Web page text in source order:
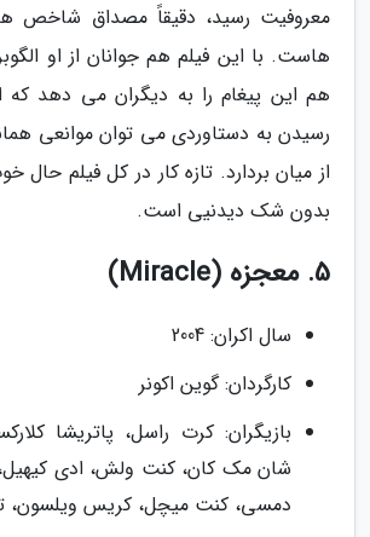
معروفیت رسید، دقیقاً مصداق شاخص
هاست. با این فیلم هم جوانان از او
هم این پیغام را به دیگران می دهد که
رسیدن به دستاوردی می توان موانعی
از میان بردارد. تازه کار در کل فیلم حال
بدون شک دیدنیی است.
5. معجزه (Miracle)
سال اکران: 2004
کارگردان: گوین اکونر
بازیگران: کرت راسل، پاتریشا
شان مک کان، کنت ولش، ادی کیهیل،
دمسی، کنت میچل، کریس ویلسون،